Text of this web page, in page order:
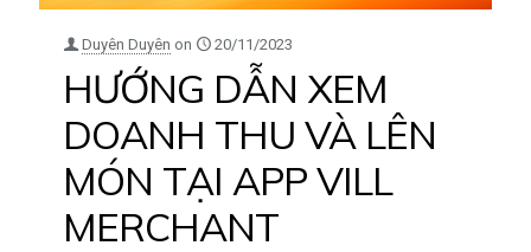
Duyên Duyên on 20/11/2023
HƯỚNG DẪN XEM
DOANH THU VÀ LÊN
MÓN TẠI APP VILL
MERCHANT